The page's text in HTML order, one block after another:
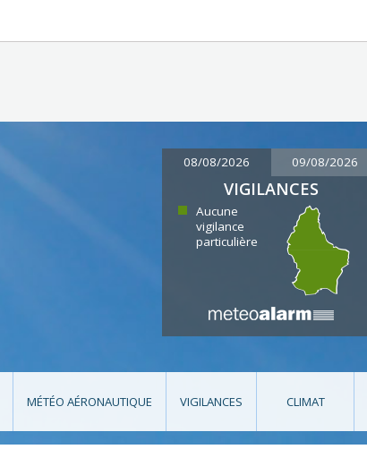
08/08/2026 09/08/2026
VIGILANCES
Aucune
vigilance
particulière
MÉTÉO AÉRONAUTIQUE VIGILANCES CLIMAT